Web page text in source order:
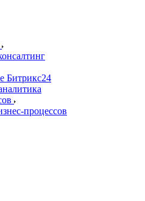
Битрикс24
процессов